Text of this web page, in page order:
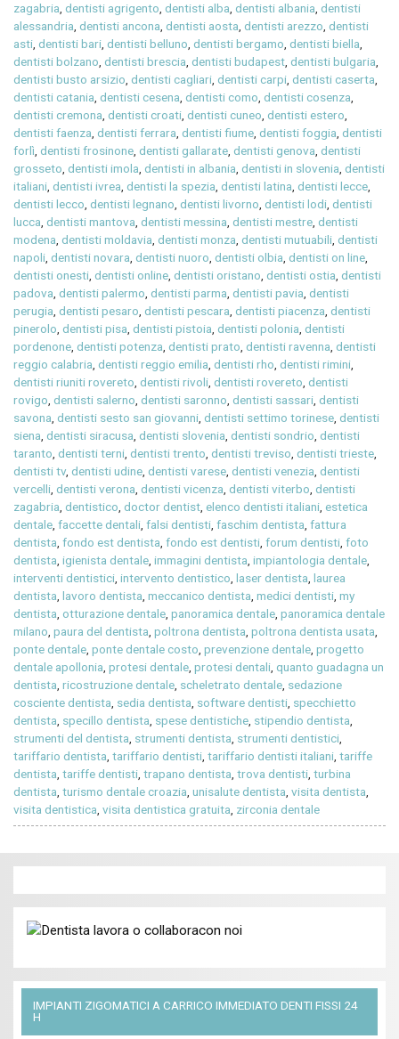
zagabria,dentisti agrigento,dentisti alba,dentisti albania,dentisti
alessandria,dentisti ancona,dentisti aosta,dentisti arezzo,dentisti
asti,dentisti bari,dentisti belluno,dentisti bergamo,dentisti biella,
dentisti bolzano,dentisti brescia,dentisti budapest,dentisti bulgaria,
dentisti busto arsizio,dentisti cagliari,dentisti carpi,dentisti caserta,
dentisti catania,dentisti cesena,dentisti como,dentisti cosenza,
dentisti cremona,dentisti croati,dentisti cuneo,dentisti estero,
dentisti faenza,dentisti ferrara,dentisti fiume,dentisti foggia,dentisti
forlì,dentisti frosinone,dentisti gallarate,dentisti genova,dentisti
grosseto,dentisti imola,dentisti in albania,dentisti in slovenia,dentisti
italiani,dentisti ivrea,dentisti la spezia,dentisti latina,dentisti lecce,
dentisti lecco,dentisti legnano,dentisti livorno,dentisti lodi,dentisti
lucca,dentisti mantova,dentisti messina,dentisti mestre,dentisti
modena,dentisti moldavia,dentisti monza,dentisti mutuabili,dentisti
napoli,dentisti novara,dentisti nuoro,dentisti olbia,dentisti on line,
dentisti onesti,dentisti online,dentisti oristano,dentisti ostia,dentisti
padova,dentisti palermo,dentisti parma,dentisti pavia,dentisti
perugia,dentisti pesaro,dentisti pescara,dentisti piacenza,dentisti
pinerolo,dentisti pisa,dentisti pistoia,dentisti polonia,dentisti
pordenone,dentisti potenza,dentisti prato,dentisti ravenna,dentisti
reggio calabria,dentisti reggio emilia,dentisti rho,dentisti rimini,
dentisti riuniti rovereto,dentisti rivoli,dentisti rovereto,dentisti
rovigo,dentisti salerno,dentisti saronno,dentisti sassari,dentisti
savona,dentisti sesto san giovanni,dentisti settimo torinese,dentisti
siena,dentisti siracusa,dentisti slovenia,dentisti sondrio,dentisti
taranto,dentisti terni,dentisti trento,dentisti treviso,dentisti trieste,
dentisti tv,dentisti udine,dentisti varese,dentisti venezia,dentisti
vercelli,dentisti verona,dentisti vicenza,dentisti viterbo,dentisti
zagabria,dentistico,doctor dentist,elenco dentisti italiani,estetica
dentale,faccette dentali,falsi dentisti,faschim dentista,fattura
dentista,fondo est dentista,fondo est dentisti,forum dentisti,foto
dentista,igienista dentale,immagini dentista,impiantologia dentale,
interventi dentistici,intervento dentistico,laser dentista,laurea
dentista,lavoro dentista,meccanico dentista,medici dentisti,my
dentista,otturazione dentale,panoramica dentale,panoramica dentale
milano,paura del dentista,poltrona dentista,poltrona dentista usata,
ponte dentale,ponte dentale costo,prevenzione dentale,progetto
dentale apollonia,protesi dentale,protesi dentali,quanto guadagna un
dentista,ricostruzione dentale, scheletrato dentale, sedazione
cosciente dentista, sedia dentista, software dentisti, specchietto
dentista, specillo dentista, spese dentistiche, stipendio dentista,
strumenti del dentista, strumenti dentista, strumenti dentistici,
tariffario dentista,tariffario dentisti,tariffario dentisti italiani,tariffe
dentista,tariffe dentisti,trapano dentista,trova dentisti,turbina
dentista,turismo dentale croazia,unisalute dentista,visita dentista,
visita dentistica,visita dentistica gratuita, zirconia dentale
IMPIANTI ZIGOMATICI A CARRICO IMMEDIATO DENTI FISSI 24
H